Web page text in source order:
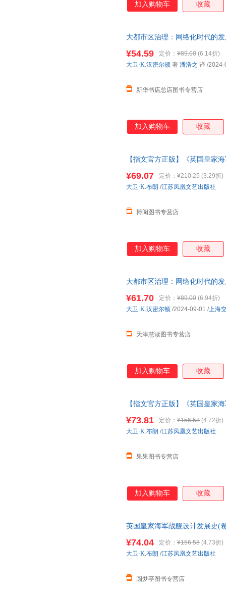
加入购物车 收藏
大都市区治理：网络化时代的
优惠咨询：13284178503
¥54.59 定价： ¥89.00 (6.14折)
新华书店总店图书专营店
大卫·K.汉密尔顿 著 潘浩之 译 /2024-
加入购物车 收藏
【指文官方正版】《英国皇家
¥69.07 定价： ¥210.25 (3.29折)
博阅图书专营店
大卫·K.布朗 /江苏凤凰文艺出版社
加入购物车 收藏
大都市区治理：网络化时代的
¥61.70 定价： ¥89.00 (6.94折)
天津慧读图书专营店
大卫·K.汉密尔顿 /2024-09-01 /上海
加入购物车 收藏
【指文官方正版】《英国皇家
¥73.81 定价： ¥156.58 (4.72折)
果果图书专营店
大卫·K.布朗 /江苏凤凰文艺出版社
加入购物车 收藏
英国皇家海军战舰设计发展史(
¥74.04 定价： ¥156.58 (4.73折)
圆梦亭图书专营店
大卫·K.布朗 /江苏凤凰文艺出版社